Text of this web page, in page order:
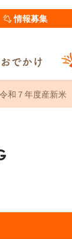
情報募集
おでかけ
和７年度産新